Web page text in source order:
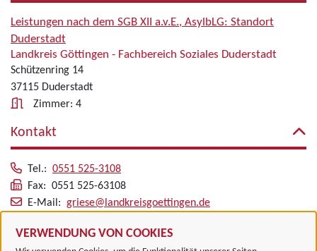
VERWENDUNG VON COOKIES
Leistungen nach dem SGB XII a.v.E., AsylbLG: Standort
Duderstadt
Landkreis Göttingen - Fachbereich Soziales Duderstadt
Schützenring 14
37115 Duderstadt
Zimmer: 4
Kontakt
Tel.: 0551 525-3108
Fax: 0551 525-63108
E-Mail: griese@landkreisgoettingen.de
Alle zugeordneten Einrichtungen